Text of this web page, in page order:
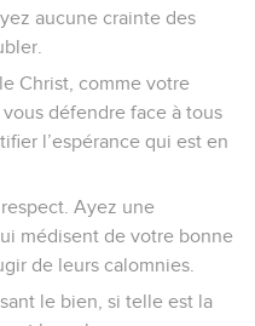
aucune crainte des
Christ, comme votre
défendre face à tous
l’espérance qui est en
Ayez une
médisent de votre bonne
de leurs calomnies.
le bien, si telle est la